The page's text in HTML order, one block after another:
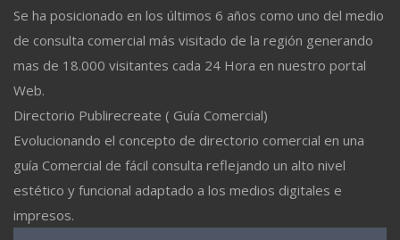
Se ha posicionado en los últimos 6 años como uno del medio
de consulta comercial más visitado de la región generando
mas de 18.000 visitantes cada 24 Hora en nuestro portal
Web.
Directorio Publirecreate ( Guía Comercial)
Evolucionando el concepto de directorio comercial en una
guía Comercial de fácil consulta reflejando un alto nivel
estético y funcional adaptado a los medios digitales e
impresos.